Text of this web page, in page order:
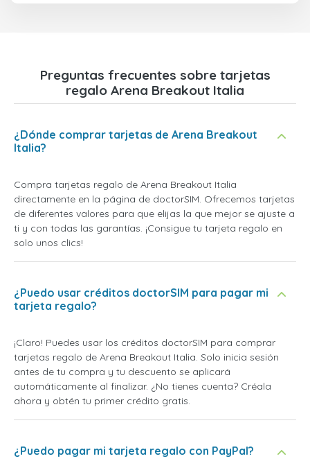
Preguntas frecuentes sobre tarjetas
regalo Arena Breakout Italia
¿Dónde comprar tarjetas de Arena Breakout
Italia?
Compra tarjetas regalo de Arena Breakout Italia
directamente en la página de doctorSIM. Ofrecemos tarjetas
de diferentes valores para que elijas la que mejor se ajuste a
ti y con todas las garantías. ¡Consigue tu tarjeta regalo en
solo unos clics!
¿Puedo usar créditos doctorSIM para pagar mi
tarjeta regalo?
¡Claro! Puedes usar los créditos doctorSIM para comprar
tarjetas regalo de Arena Breakout Italia. Solo inicia sesión
antes de tu compra y tu descuento se aplicará
automáticamente al finalizar. ¿No tienes cuenta? Créala
ahora y obtén tu primer crédito gratis.
¿Puedo pagar mi tarjeta regalo con PayPal?